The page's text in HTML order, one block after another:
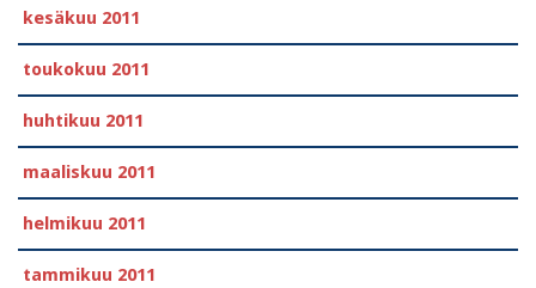
kesäkuu 2011
toukokuu 2011
huhtikuu 2011
maaliskuu 2011
helmikuu 2011
tammikuu 2011